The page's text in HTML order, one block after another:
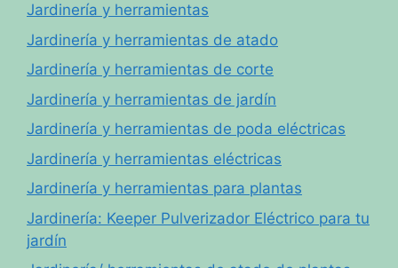
Jardinería y herramientas
Jardinería y herramientas de atado
Jardinería y herramientas de corte
Jardinería y herramientas de jardín
Jardinería y herramientas de poda eléctricas
Jardinería y herramientas eléctricas
Jardinería y herramientas para plantas
Jardinería: Keeper Pulverizador Eléctrico para tu
jardín